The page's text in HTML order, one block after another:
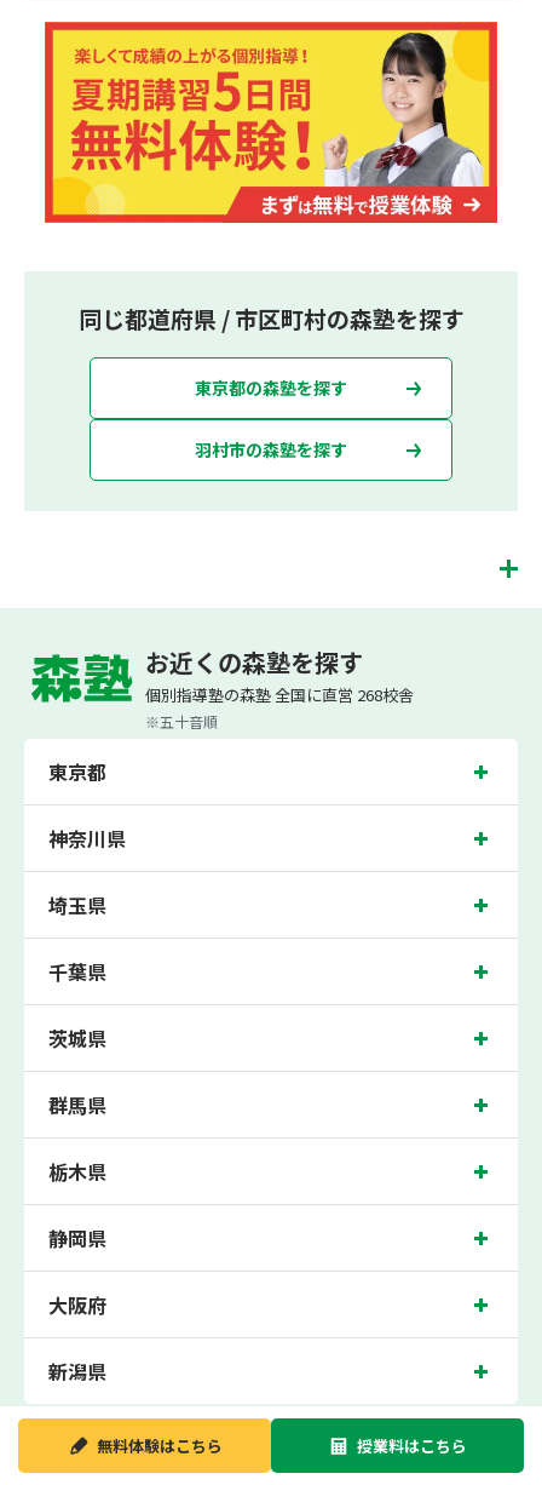
個別指導塾の森塾は、「先生1人に生徒2人まで」の個
別指導で、「1科目＋20点の成績保証」が大評判の塾
です。しかも、「保護者様にも安心の授業料」で、多
くの保護者様からご好評いただいております。
同じ都道府県 / 市区町村の森塾を探す
東京都の森塾を探す
羽村市の森塾を探す
数・英語・国語）[個別]とDOJO[集団]、中学生は5科目（数学・英語・国語・理
科・社会）、高校生は7科目（数学・英語・国語[古典・現代文]・理科[物理・化
学・生物・地学]・地理歴史・公民・小論文）を提供しています。
また、個別指導塾「森塾」では「成績保証制度」を提供しており、高校生の入塾後
満でご入塾の場合、受講科目が1科目で+20点以上。60点以上でご入塾の場合、そ
上がらなければ、3学期目の対象科目授業料を全額免除し、1学期間無料で指導させ
ていただきます。＊定期テストの一科目あたりの満点数が100点でない地域では、
100点満点に換算した場合の上記 記載点数相当の内容を保証させていただきます。
学校、羽村第二中学校、福生第二中学校、羽村第三中学校、瑞穂第二中学校の各中
施。
羽村近くの塾・個別指導塾。東京都羽村市の小学生・中学生・高校生の成績アップ
の塾・個別指導塾なら「森塾 羽村校」へ。
羽村校の住所は東京都羽村市。周辺にはマクドナルドや多摩信用金庫などがござい
の評判を呼び、羽村駅はもちろん、近隣の福生駅や箱根ヶ崎駅からもお通いいただ
いております。無料体験受付中です！
お近くの森塾を探す
個別指導塾の森塾 全国に直営 268校舎
※五十音順
東京都
神奈川県
埼玉県
千葉県
茨城県
群馬県
栃木県
静岡県
大阪府
新潟県
無料体験はこちら 授業料はこちら